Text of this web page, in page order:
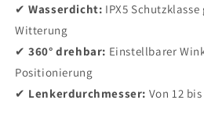
✔Wasserdicht: IPX5 Schutzklasse
Witterung
✔360° drehbar: Einstellbarer
Positionierung
✔ Lenkerdurchmesser: Von 12